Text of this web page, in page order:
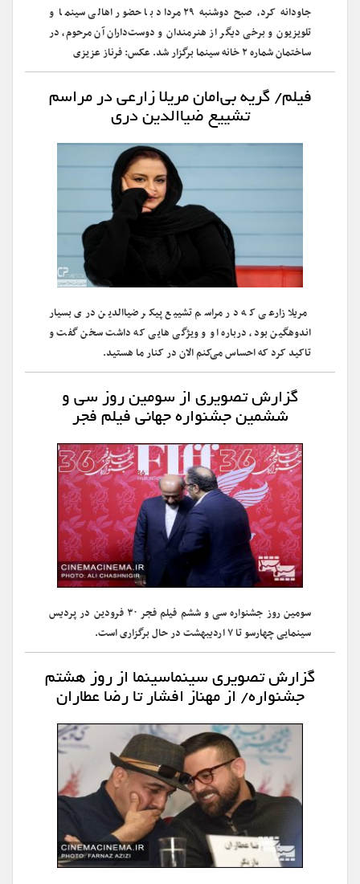
جاودانه کرد، صبح دوشنبه ۲۹ مرداد با حضور اهالی سینما و
تلویزیون و برخی دیگر از هنرمندان و دوست‌داران آن مرحوم، در
ساختمان شماره ۲ خانه سینما برگزار شد. عکس: فرناز عزیزی
فیلم/ گریه بی‌امان مریلا زارعی در مراسم
تشییع ضیاالدین دری
مریلا زارعی که در مراسم تشییع پیکر ضیاالدین دری بسیار
اندوهگین بود، درباره او و ویژگی هایی که داشت سخن گفت و
تاکید کرد که احساس می‌کنم الان در کنار ما هستید.
گزارش تصویری از سومین روز سی و
ششمین جشنواره جهانی فیلم فجر
سومین روز جشنواره سی و ششم فیلم فجر ۳۰ فرودین در پردیس
سینمایی چهارسو تا ۷ اردیبهشت در حال برگزاری است.
گزارش تصویری سینماسینما از روز هشتم
جشنواره/ از مهناز افشار تا رضا عطاران